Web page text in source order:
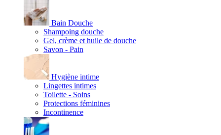
Bain Douche
Shampoing douche
Gel, crème et huile de douche
Savon - Pain
Hygiène intime
Lingettes intimes
Toilette - Soins
Protections féminines
Incontinence